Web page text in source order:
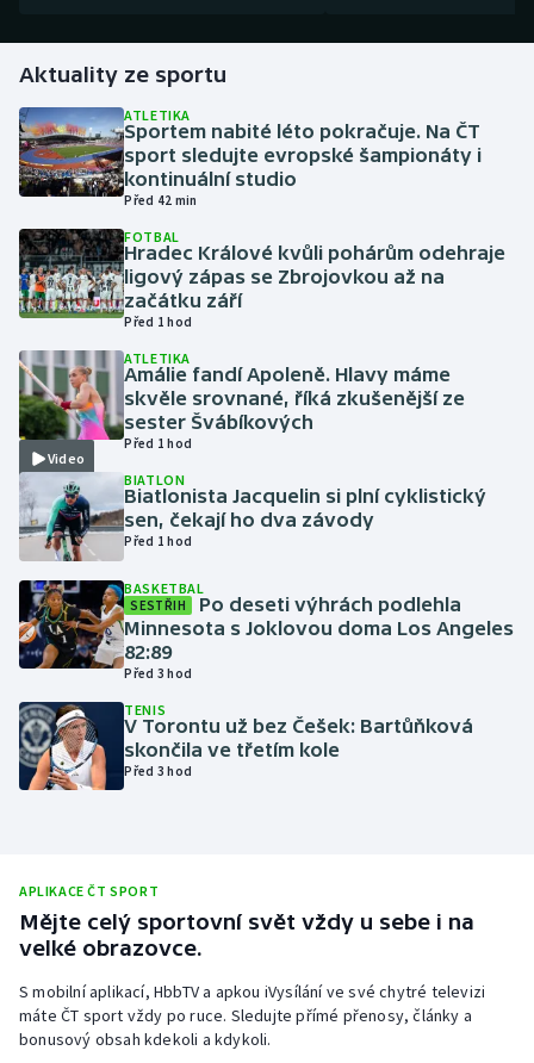
Golf
Gymnastika
Házená
Jezdectví
Judo
Krasobruslení
Lezení
Lyže a snowboard
Moderní pětiboj
Motorsport
Olympijské hry
Parasport
Plavání
Ragby
Rychlobruslení
Rychlostní kanoistika
Short track
Aktuality ze sportu
ATLETIKA
Sportem nabité léto pokračuje. Na ČT
sport sledujte evropské šampionáty i
kontinuální studio
Před 42 min
FOTBAL
Hradec Králové kvůli pohárům odehraje
ligový zápas se Zbrojovkou až na
začátku září
Před 1 hod
Video
ATLETIKA
Amálie fandí Apoleně. Hlavy máme
skvěle srovnané, říká zkušenější ze
sester Švábíkových
Před 1 hod
BIATLON
Biatlonista Jacquelin si plní cyklistický
sen, čekají ho dva závody
Před 1 hod
BASKETBAL
SESTŘIH
Po deseti výhrách podlehla
Minnesota s Joklovou doma Los Angeles
82:89
Před 3 hod
TENIS
V Torontu už bez Češek: Bartůňková
skončila ve třetím kole
Před 3 hod
APLIKACE ČT SPORT
Mějte celý sportovní svět vždy u sebe i na
velké obrazovce.
S mobilní aplikací, HbbTV a apkou iVysílání ve své chytré televizi
máte ČT sport vždy po ruce. Sledujte přímé přenosy, články a
bonusový obsah kdekoli a kdykoli.